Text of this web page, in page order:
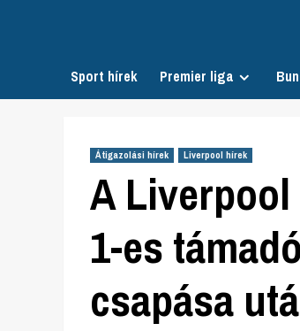
Sport hírek Premier liga
Átigazolási hírek Liverpool hírek
A
1-es
csapása